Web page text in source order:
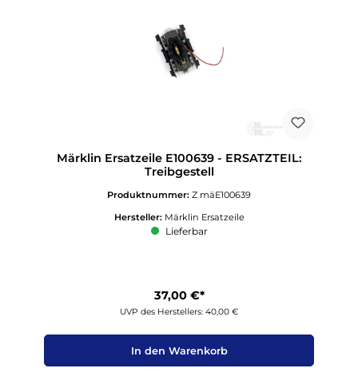
Märklin Ersatzeile E100639 - ERSATZTEIL:
Treibgestell
Produktnummer: Z mäE100639
Hersteller: Märklin Ersatzeile
Lieferbar
37,00 €*
UVP des Herstellers: 40,00 €
In den Warenkorb